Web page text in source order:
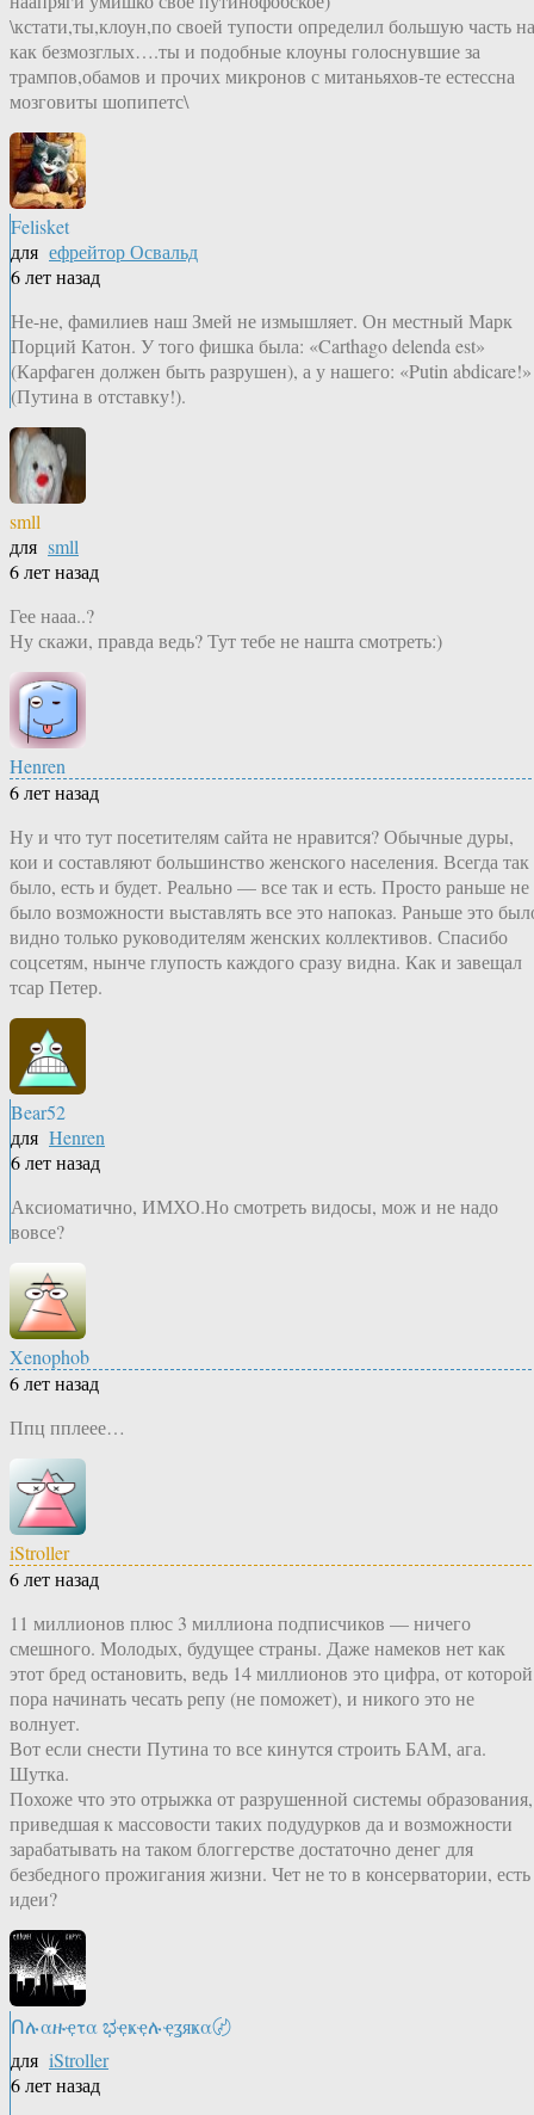
\кстати,ты,клоун,по своей тупости определил большую часть
как безмозглых….ты и подобные клоуны голоснувшие за
трампов,обамов и прочих микронов с митаньяхов-те естессна
мозговиты шопипетс\
Felisket
для ефрейтор Освальд
6 лет назад
Не-не, фамилиев наш Змей не измышляет. Он местный Марк
Порций Катон. У того фишка была: «Carthago delenda est»
(Карфаген должен быть разрушен), а у нашего: «Putin abdicare!»
(Путина в отставку!).
smll
для smll
6 лет назад
Гее нааа..?
Ну скажи, правда ведь? Тут тебе не нашта смотреть:)
Henren
6 лет назад
Ну и что тут посетителям сайта не нравится? Обычные дуры,
кои и составляют большинство женского населения. Всегда так
было, есть и будет. Реально — все так и есть. Просто раньше не
было возможности выставлять все это напоказ. Раньше это
видно только руководителям женских коллективов. Спасибо
соцсетям, нынче глупость каждого сразу видна. Как и завещал
тсар Петер.
Bear52
для Henren
6 лет назад
Аксиоматично, ИМХО.Но смотреть видосы, мож и не надо
вовсе?
Xenophob
6 лет назад
Ппц пплеее…
iStroller
6 лет назад
11 миллионов плюс 3 миллиона подписчиков — ничего
смешного. Молодых, будущее страны. Даже намеков нет как
этот бред остановить, ведь 14 миллионов это цифра, от которой
пора начинать чесать репу (не поможет), и никого это не
волнует.
Вот если снести Путина то все кинутся строить БАМ, ага.
Шутка.
Похоже что это отрыжка от разрушенной системы образования,
приведшая к массовости таких подудурков да и возможности
зарабатывать на таком блоггерстве достаточно денег для
безбедного прожигания жизни. Чет не то в консерватории, есть
идеи?
Ոሉαዙҿτα ಭҿҝҿሉҿʓяҝα〄
для iStroller
6 лет назад